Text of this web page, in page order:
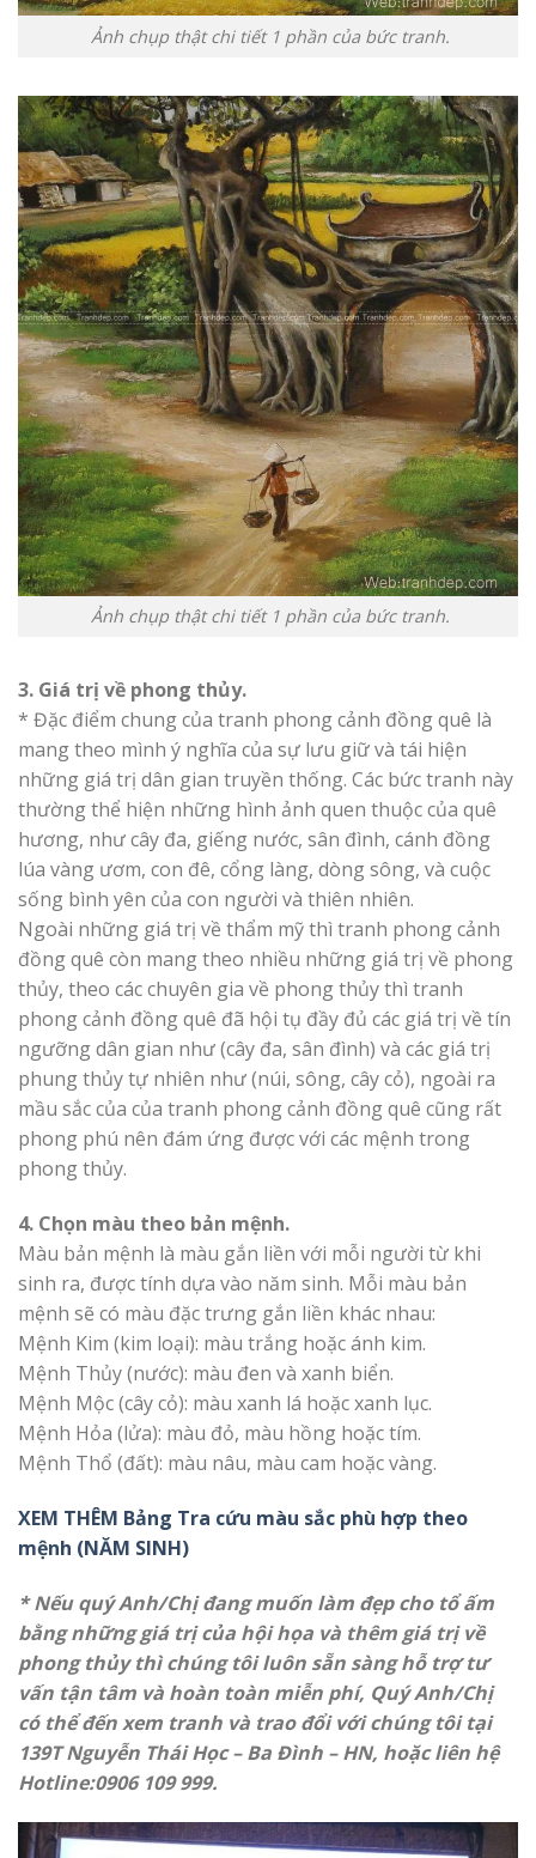
Ảnh chụp thật chi tiết 1 phần của bức tranh.
Ảnh chụp thật chi tiết 1 phần của bức tranh.
3. Giá trị về phong thủy.
* Đặc điểm chung của tranh phong cảnh đồng quê là
mang theo mình ý nghĩa của sự lưu giữ và tái hiện
những giá trị dân gian truyền thống. Các bức tranh này
thường thể hiện những hình ảnh quen thuộc của quê
hương, như cây đa, giếng nước, sân đình, cánh đồng
lúa vàng ươm, con đê, cổng làng, dòng sông, và cuộc
sống bình yên của con người và thiên nhiên.
Ngoài những giá trị về thẩm mỹ thì tranh phong cảnh
đồng quê còn mang theo nhiều những giá trị về phong
thủy, theo các chuyên gia về phong thủy thì tranh
phong cảnh đồng quê đã hội tụ đầy đủ các giá trị về tín
ngưỡng dân gian như (cây đa, sân đình) và các giá trị
phung thủy tự nhiên như (núi, sông, cây cỏ), ngoài ra
mầu sắc của của tranh phong cảnh đồng quê cũng rất
phong phú nên đám ứng được với các mệnh trong
phong thủy.
4. Chọn màu theo bản mệnh.
Màu bản mệnh là màu gắn liền với mỗi người từ khi
sinh ra, được tính dựa vào năm sinh. Mỗi màu bản
mệnh sẽ có màu đặc trưng gắn liền khác nhau:
Mệnh Kim (kim loại): màu trắng hoặc ánh kim.
Mệnh Thủy (nước): màu đen và xanh biển.
Mệnh Mộc (cây cỏ): màu xanh lá hoặc xanh lục.
Mệnh Hỏa (lửa): màu đỏ, màu hồng hoặc tím.
Mệnh Thổ (đất): màu nâu, màu cam hoặc vàng.
XEM THÊM Bảng Tra cứu màu sắc phù hợp theo
mệnh (NĂM SINH)
* Nếu quý Anh/Chị đang muốn làm đẹp cho tổ ấm
bằng những giá trị của hội họa và thêm giá trị về
phong thủy thì chúng tôi luôn sẵn sàng hỗ trợ tư
vấn tận tâm và hoàn toàn miễn phí, Quý Anh/Chị
có thể đến xem tranh và trao đổi với chúng tôi tại
139T Nguyễn Thái Học – Ba Đình – HN, hoặc liên hệ
Hotline:0906 109 999.